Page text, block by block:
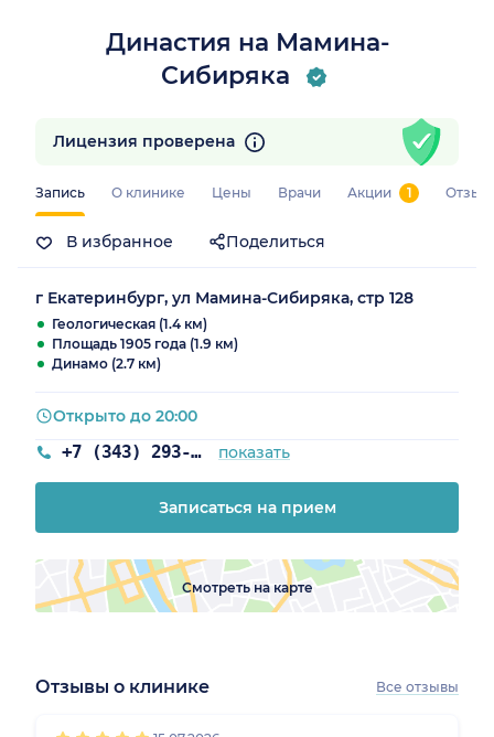
Династия на Мамина-
Сибиряка
Запись О клинике Цены Врачи Акции 1
В избранное Поделиться
Лицензия проверена
г Екатеринбург, ул Мамина-Сибиряка, стр 128
Геологическая (1.4 км)
Площадь 1905 года (1.9 км)
Динамо (2.7 км)
+7 (343) 293-30-81 показать
Открыто до 20:00
Записаться на прием
Смотреть на карте
Отзывы о клинике Все отзывы